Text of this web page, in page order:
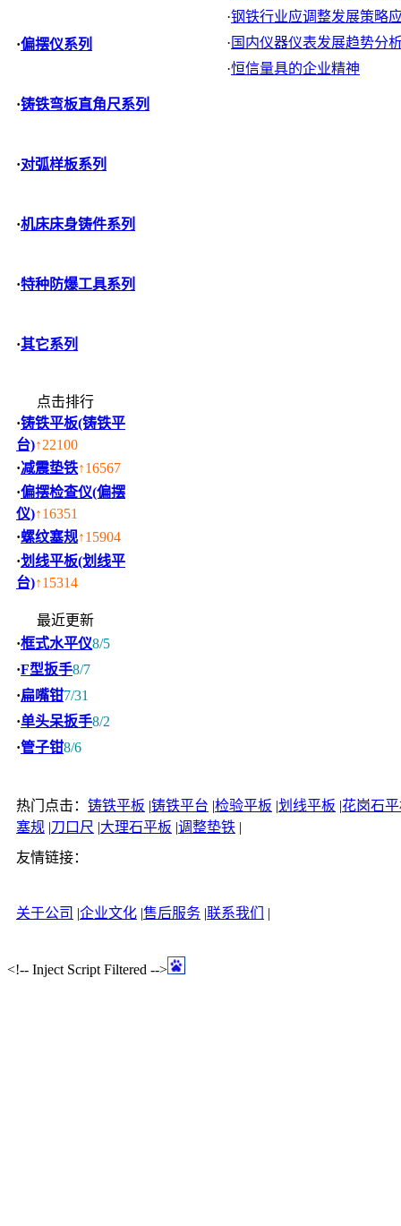
·偏摆仪系列
·铸铁弯板直角尺系列
·对弧样板系列
·机床床身铸件系列
·特种防爆工具系列
·其它系列
点击排行
·铸铁平板(铸铁平
台)↑22100
·减震垫铁↑16567
·偏摆检查仪(偏摆
仪)↑16351
·螺纹塞规↑15904
·划线平板(划线平
台)↑15314
最近更新
·框式水平仪8/5
·F型扳手8/7
·扁嘴钳7/31
·单头呆扳手8/2
·管子钳8/6
·钢铁行业应调整发展策略
· 国内仪器仪表发展趋势分
·恒信量具的企业精神
热门点击： 铸铁平板 |铸铁平台 |检验平板 |划线平板 |花岗石
塞规 |刀口尺 |大理石平板 |调整垫铁 |
友情链接：
关于公司 |企业文化 |售后服务 |联系我们 |
<!-- Inject Script Filtered -->